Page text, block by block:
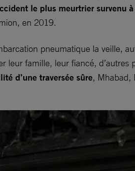
le plus meurtrier survenu
en 2019.
pneumatique la veille,
leur famille, leur fiancé, d’autres
d’une traversée sûre, Mhabad,